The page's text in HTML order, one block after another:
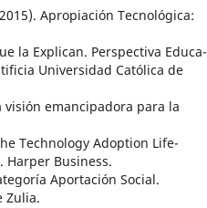
Apropiación Tecnológica:
la Explican. Perspectiva Educa-
Universidad Católica de
visión emancipadora para la
Technology Adoption Life-
Harper Business.
Aportación Social.
Zulia.